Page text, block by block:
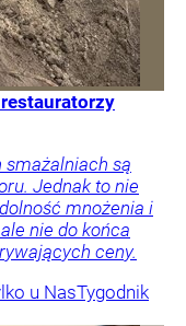
są
Jednak to nie
mnożenia i
nie do końca
ceny.
u NasTygodnik